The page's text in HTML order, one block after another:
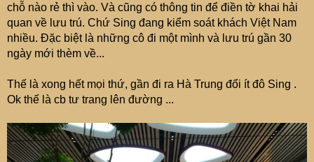
chỗ nào rẻ thì vào. Và cũng có thông tin để điền tờ khai hải
quan về lưu trú. Chứ Sing đang kiểm soát khách Việt Nam
nhiều. Đặc biệt là những cô đi một mình và lưu trú gần 30
ngày mới thèm về...
Thế là xong hết mọi thứ, gần đi ra Hà Trung đổi ít đô Sing .
Ok thế là cb tư trang lên đường ...